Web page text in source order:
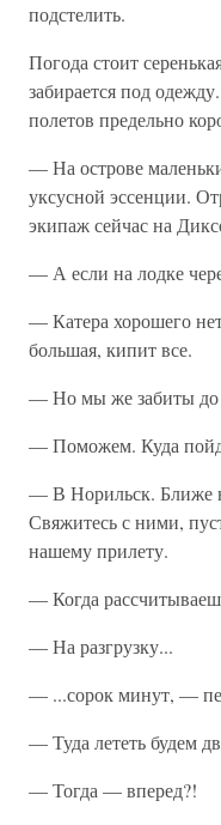
подстелить.
Погода стоит
забирается под
полетов предельно
— На острове
уксусной эссенции.
экипаж сейчас на
— А если на лодке
— Катера хорошего
большая, кипит все.
— Но мы же забиты до
— Поможем. Куда
— В Норильск. Ближе
Свяжитесь с ними,
нашему прилету.
— Когда
— На разгрузку...
— ...сорок минут, —
— Туда лететь будем
— Тогда — вперед?!